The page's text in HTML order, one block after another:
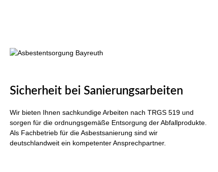
Sicherheit bei Sanierungsarbeiten
Wir bieten Ihnen sachkundige Arbeiten nach TRGS 519 und
sorgen für die ordnungsgemäße Entsorgung der Abfallprodukte.
Als Fachbetrieb für die Asbestsanierung sind wir
deutschlandweit ein kompetenter Ansprechpartner.